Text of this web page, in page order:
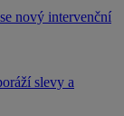
nový intervenční
slevy a